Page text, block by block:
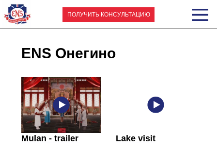
ПОЛУЧИТЬ КОНСУЛЬТАЦИЮ
ENS Онегино
Mulan - trailer Lake visit